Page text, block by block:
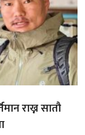
राख्न सातौ